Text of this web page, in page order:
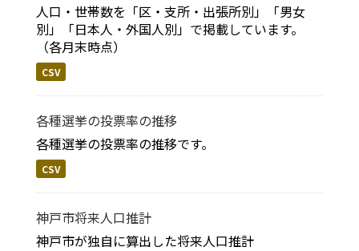
人口・世帯数を「区・支所・出張所別」「男女
別」「日本人・外国人別」で掲載しています。
（各月末時点）
CSV
各種選挙の投票率の推移
各種選挙の投票率の推移です。
CSV
神戸市将来人口推計
神戸市が独自に算出した将来人口推計